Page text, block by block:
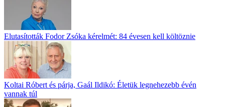
Elutasították Fodor Zsóka kérelmét: 84 évesen kell költöznie
Koltai Róbert és párja, Gaál Ildikó: Életük legnehezebb évén
vannak túl